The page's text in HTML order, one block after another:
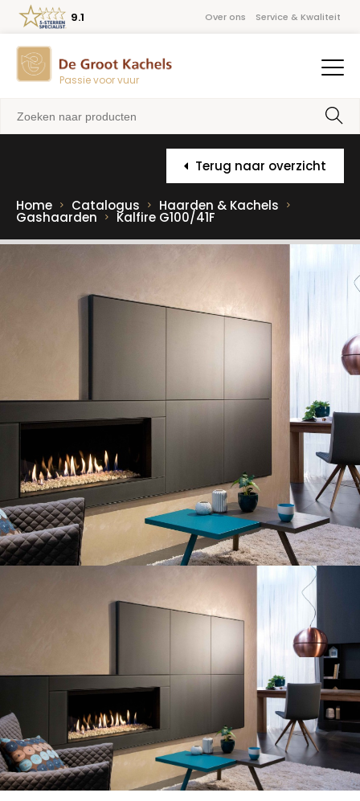
Over ons Service & Kwaliteit
Passie voor vuur
9.1
Terug naar overzicht
Home Catalogus Haarden & Kachels
Gashaarden Kalfire G100/41F